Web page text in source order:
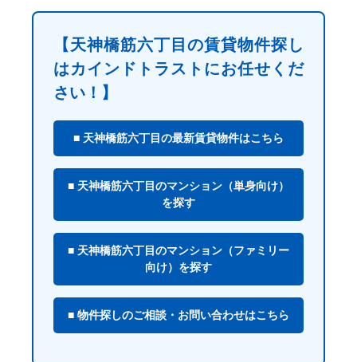
【天神橋筋六丁目の賃貸物件探し
はカインドトラストにお任せくだ
さい！】
■ 天神橋筋六丁目の最新賃貸物件はこちら
■ 天神橋筋六丁目のマンション（単身向け）
を探す
■ 天神橋筋六丁目のマンション（ファミリー
向け）を探す
■ 物件探しのご相談・お問い合わせはこちら